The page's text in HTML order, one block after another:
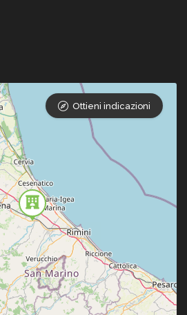
Ottieni indicazioni